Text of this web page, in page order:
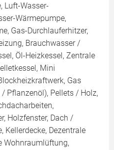
Luft-Wasser-
Wärmepumpe,
Gas-Durchlauferhitzer,
Brauchwasser /
Öl-Heizkessel, Zentrale
Mini
Gas
Pflanzenöl), Pellets / Holz,
Holzfenster, Dach /
Kellerdecke, Dezentrale
Wohnraumlüftung,